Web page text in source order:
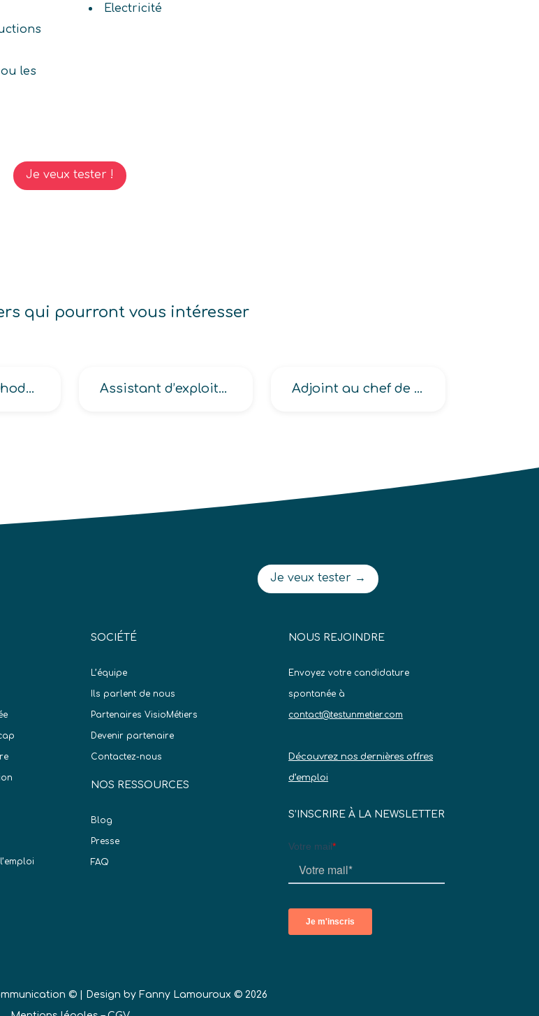
les
Electricité
Je veux tester !
qui pourront vous intéresser
Ingénieur méthodes qualité industrie Assistant d’exploitation nettoyage de locaux Adjoint au chef de rayon produits non alimentaires
Je veux tester →
SOCIÉTÉ
L’équipe
Ils parlent de nous
Partenaires VisioMétiers
Devenir partenaire
Contactez-nous
NOS RESSOURCES
Blog
Presse
FAQ
NOUS REJOINDRE
Envoyez votre candidature
spontanée à
contact@testunmetier.com
Découvrez nos dernières offres
d’emploi
S’INSCRIRE À LA NEWSLETTER
©| Design by Fanny Lamouroux © 2026